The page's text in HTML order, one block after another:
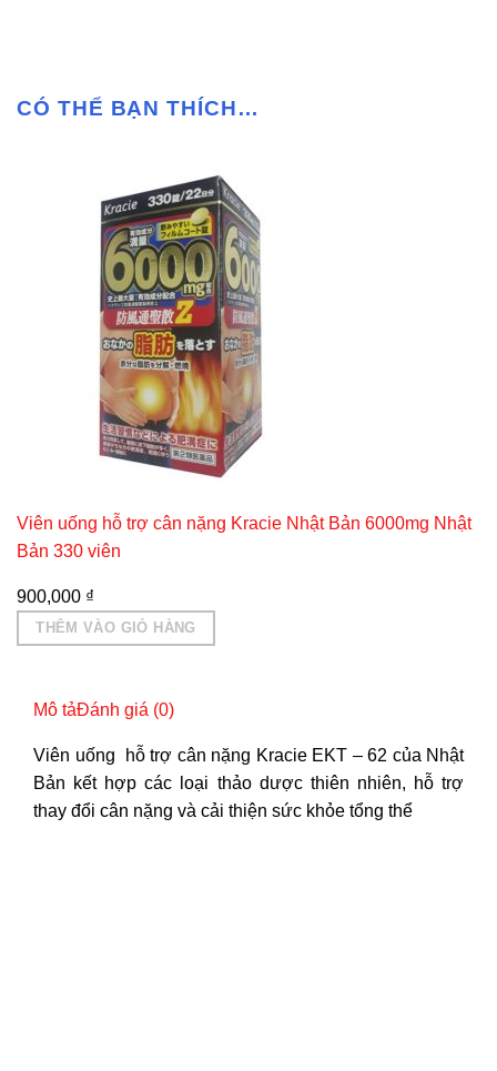
CÓ THỂ BẠN THÍCH…
Viên uống hỗ trợ cân nặng Kracie Nhật Bản 6000mg Nhật
Bản 330 viên
900,000 ₫
THÊM VÀO GIỎ HÀNG
Mô tảĐánh giá (0)
Viên uống hỗ trợ cân nặng Kracie EKT – 62 của Nhật
Bản kết hợp các loại thảo dược thiên nhiên, hỗ trợ
thay đổi cân nặng và cải thiện sức khỏe tổng thể